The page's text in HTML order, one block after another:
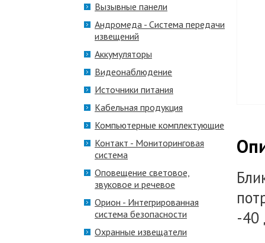
-40
Вызывные панели
Андромеда - Система передачи
извещений
Аккумуляторы
Видеонаблюдение
Источники питания
Кабельная продукция
Компьютерные комплектующие
Контакт - Мониторинговая
система
Оповещение световое,
звуковое и речевое
Орион - Интегрированная
система безопасности
Охранные извещатели